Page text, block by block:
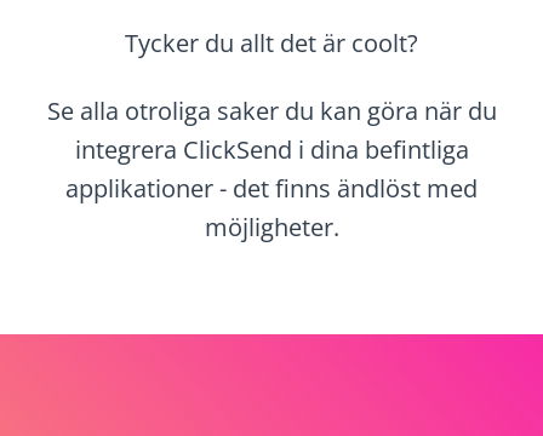
Tycker du allt det är coolt?
Se alla otroliga saker du kan göra när du
integrera ClickSend i dina befintliga
applikationer - det finns ändlöst med
möjligheter.